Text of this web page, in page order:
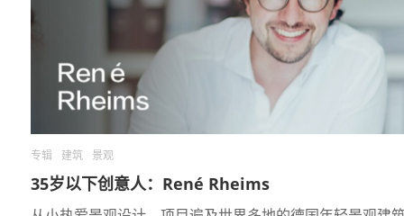
专辑 建筑 景观
35岁以下创意人：René Rheims